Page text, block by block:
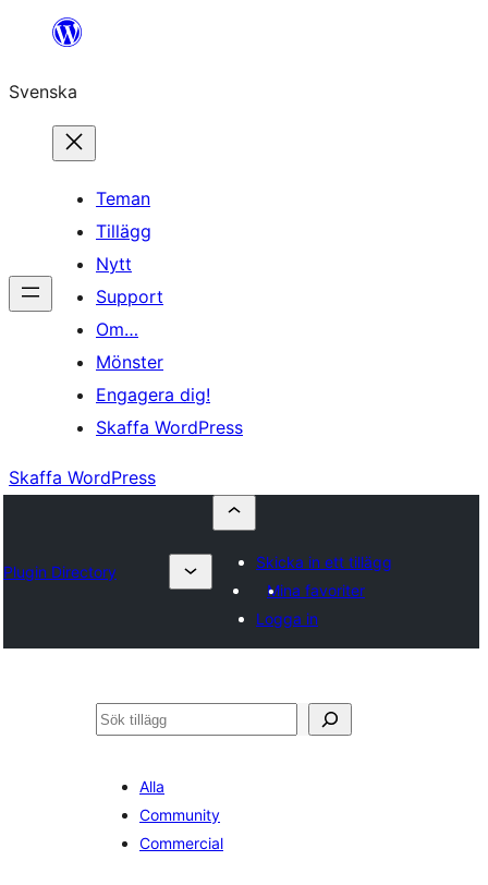
Hoppa
innehåll
Svenska
Teman
Tillägg
Nytt
Support
Om…
Mönster
Engagera dig!
Skaffa WordPress
Skaffa WordPress
Plugin Directory
Skicka in ett tillägg
Mina favoriter
Logga in
Sök
Alla
Community
Commercial